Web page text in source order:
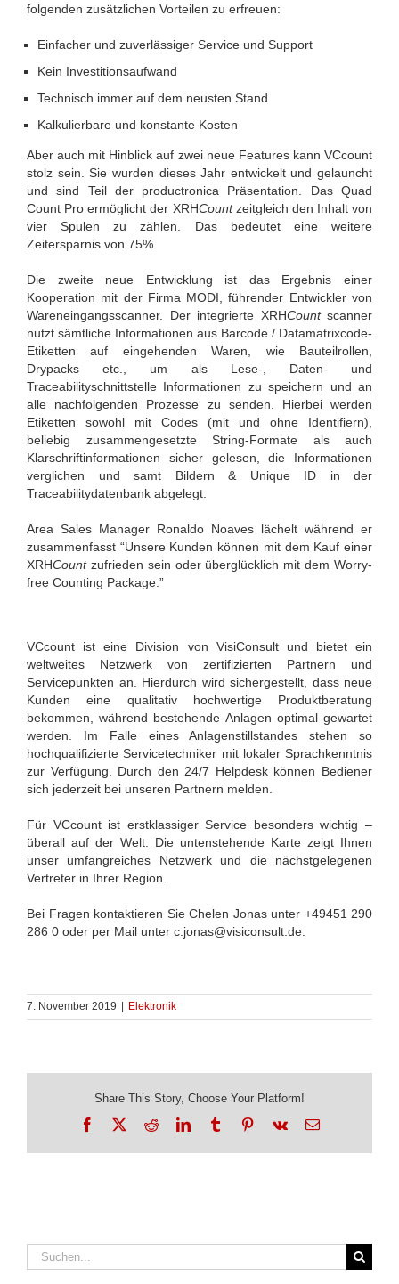
folgenden zusätzlichen Vorteilen zu erfreuen:
Einfacher und zuverlässiger Service und Support
Kein Investitionsaufwand
Technisch immer auf dem neusten Stand
Kalkulierbare und konstante Kosten
Aber auch mit Hinblick auf zwei neue Features kann VCcount
stolz sein. Sie wurden dieses Jahr entwickelt und gelauncht
und sind Teil der productronica Präsentation. Das Quad
Count Pro ermöglicht der XRHCountzeitgleich den Inhalt von
vier Spulen zu zählen. Das bedeutet eine weitere
Zeitersparnis von 75%.
Die zweite neue Entwicklung ist das Ergebnis einer
Kooperation mit der Firma MODI, führender Entwickler von
Wareneingangsscanner. Der integrierte XRHCountscanner
nutzt sämtliche Informationen aus Barcode / Datamatrixcode-
Etiketten auf eingehenden Waren, wie Bauteilrollen,
Drypacks etc., um als Lese-, Daten- und
Traceabilityschnittstelle Informationen zu speichern und an
alle nachfolgenden Prozesse zu senden. Hierbei werden
Etiketten sowohl mit Codes (mit und ohne Identifiern),
beliebig zusammengesetzte String-Formate als auch
Klarschriftinformationen sicher gelesen, die Informationen
verglichen und samt Bildern & Unique ID in der
Traceabilitydatenbank abgelegt.
Area Sales Manager Ronaldo Noaves lächelt während er
zusammenfasst “Unsere Kunden können mit dem Kauf einer
XRHCountzufrieden sein oder überglücklich mit dem Worry-
free Counting Package.”
VCcount ist eine Division von VisiConsult und bietet ein
weltweites Netzwerk von zertifizierten Partnern und
Servicepunkten an. Hierdurch wird sichergestellt, dass neue
Kunden eine qualitativ hochwertige Produktberatung
bekommen, während bestehende Anlagen optimal gewartet
werden. Im Falle eines Anlagenstillstandes stehen so
hochqualifizierte Servicetechniker mit lokaler Sprachkenntnis
zur Verfügung. Durch den 24/7 Helpdesk können Bediener
sich jederzeit bei unseren Partnern melden.
Für VCcount ist erstklassiger Service besonders wichtig –
überall auf der Welt. Die untenstehende Karte zeigt Ihnen
unser umfangreiches Netzwerk und die nächstgelegenen
Vertreter in Ihrer Region.
Bei Fragen kontaktieren Sie Chelen Jonas unter +49451 290
286 0 oder per Mail unter c.jonas@visiconsult.de.
7. November 2019 Elektronik
Share This Story, Choose Your Platform!
Facebook
X RedditLinkedInTumblrPinterest
Vk
E-
Suche
nach: